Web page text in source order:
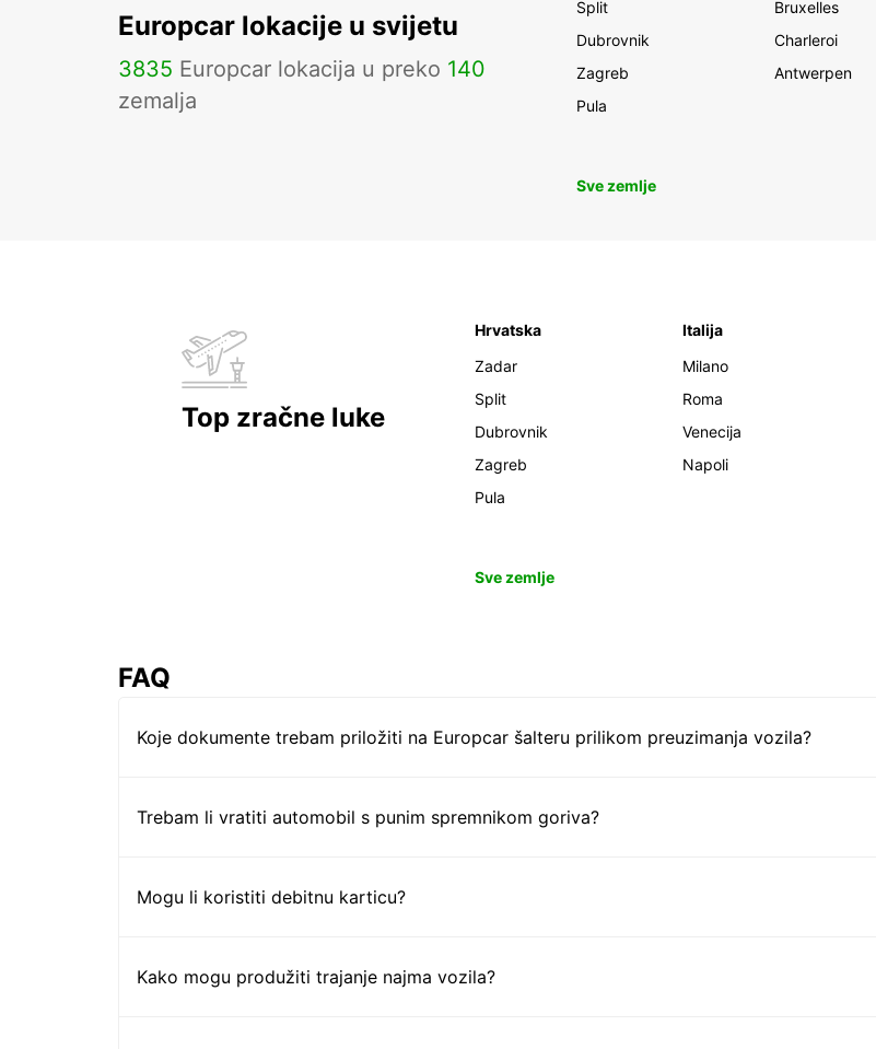
Europcar lokacije u svijetu
3835 Europcar lokacija u preko 140
zemalja
Split
Dubrovnik
Zagreb
Pula
Bruxelles
Charleroi
Antwerpen
Sve zemlje
Top zračne luke
Hrvatska
Zadar
Split
Dubrovnik
Zagreb
Pula
Italija
Milano
Roma
Venecija
Napoli
Sve zemlje
FAQ
Koje dokumente trebam priložiti na Europcar šalteru prilikom preuzimanja vozila?
Trebam li vratiti automobil s punim spremnikom goriva?
Mogu li koristiti debitnu karticu?
Kako mogu produžiti trajanje najma vozila?